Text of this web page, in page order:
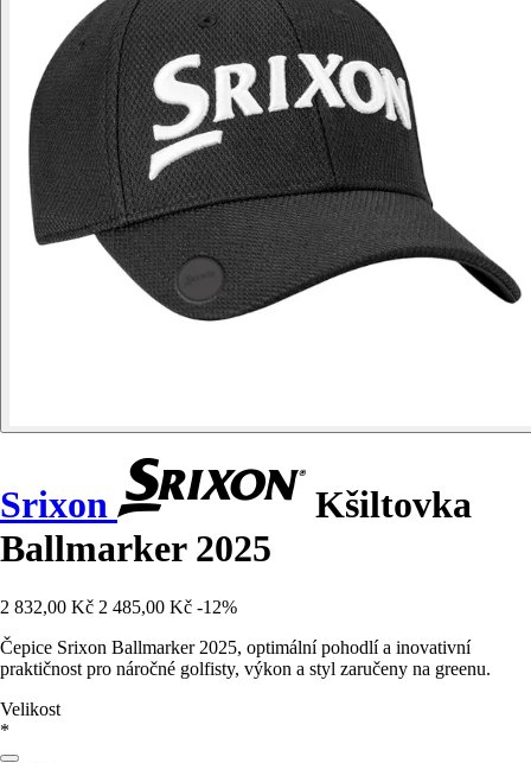
Srixon
Kšiltovka
Ballmarker 2025
2 832,00 Kč 2 485,00 Kč -12%
Čepice Srixon Ballmarker 2025, optimální pohodlí a inovativní
praktičnost pro náročné golfisty, výkon a styl zaručeny na greenu.
Velikost
*